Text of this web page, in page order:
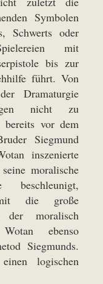
Symbolen
Schwerts oder
mit
bis zur
führt. Von
Dramaturgie
nicht zu
bereits vor dem
Siegmund
inszenierte
moralische
beschleunigt,
die große
der moralisch
ebenso
Siegmunds.
logischen